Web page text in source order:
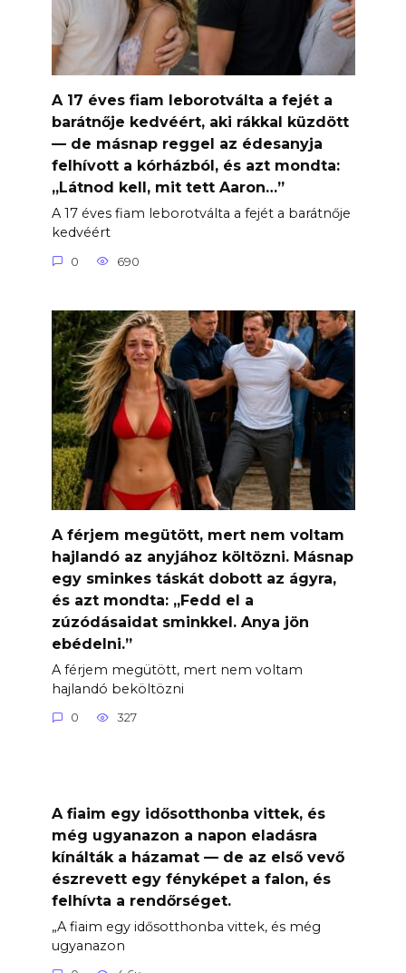
A 17 éves fiam leborotválta a fejét a
barátnője kedvéért, aki rákkal küzdött
— de másnap reggel az édesanyja
felhívott a kórházból, és azt mondta:
„Látnod kell, mit tett Aaron…”
A 17 éves fiam leborotválta a fejét a barátnője
kedvéért
0 690
A férjem megütött, mert nem voltam
hajlandó az anyjához költözni. Másnap
egy sminkes táskát dobott az ágyra,
és azt mondta: „Fedd el a
zúzódásaidat sminkkel. Anya jön
ebédelni.”
A férjem megütött, mert nem voltam
hajlandó beköltözni
0 327
A fiaim egy idősotthonba vittek, és
még ugyanazon a napon eladásra
kínálták a házamat — de az első vevő
észrevett egy fényképet a falon, és
felhívta a rendőrséget.
„A fiaim egy idősotthonba vittek, és még
ugyanazon